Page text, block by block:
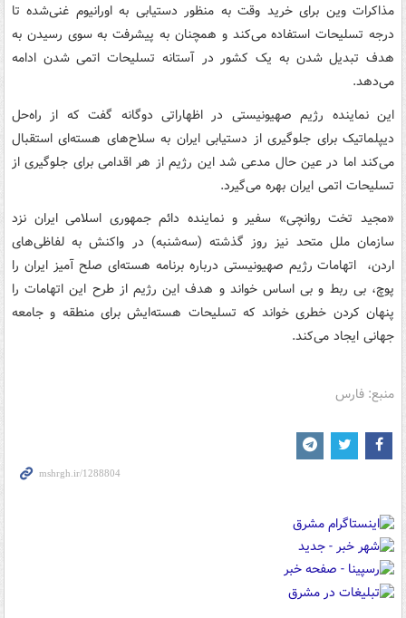
مذاکرات وین برای خرید وقت به منظور دستیابی به اورانیوم غنی‌شده تا
درجه تسلیحات استفاده می‌کند و همچنان به پیشرفت به سوی رسیدن به
هدف تبدیل شدن به یک کشور در آستانه تسلیحات اتمی شدن ادامه
می‌دهد.
این نماینده رژیم صهیونیستی در اظهاراتی دوگانه گفت که از راه‌حل
دیپلماتیک برای جلوگیری از دستیابی ایران به سلاح‌های هسته‌ای استقبال
می‌کند اما در عین حال مدعی شد این رژیم از هر اقدامی برای جلوگیری از
تسلیحات اتمی ایران بهره می‌گیرد.
«مجید تخت روانچی» سفیر و نماینده دائم جمهوری اسلامی ایران نزد
سازمان ملل متحد نیز روز گذشته (سه‌شنبه) در واکنش به لفاظی‌های
اردن، اتهامات رژیم صهیونیستی درباره برنامه هسته‌ای صلح آمیز ایران را
پوچ، بی ربط و بی اساس خواند و هدف این رژیم از طرح این اتهامات را
پنهان کردن خطری خواند که تسلیحات هسته‌ایش برای منطقه و جامعه
جهانی ایجاد می‌کند.
منبع: فارس